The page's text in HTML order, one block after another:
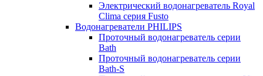
Электрический водонагреватель Royal
Clima серия Fusto
Водонагреватели PHILIPS
Проточный водонагреватель серии
Bath
Проточный водонагреватель серии
Bath-S